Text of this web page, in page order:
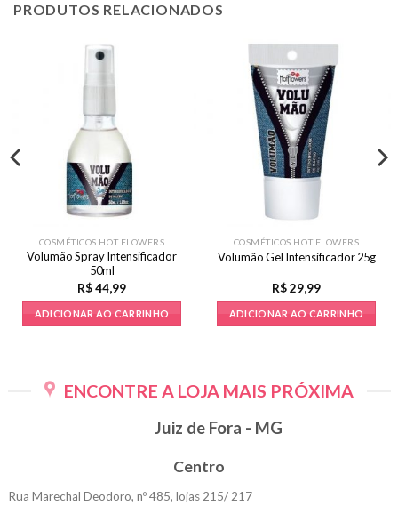
PRODUTOS RELACIONADOS
COSMÉTICOS HOT FLOWERS
Volumão Spray Intensificador
50ml
R$44,99
ADICIONAR AO CARRINHO
COSMÉTICOS HOT FLOWERS
Volumão Gel Intensificador 25g
R$29,99
ADICIONAR AO CARRINHO
ENCONTRE A LOJA MAIS PRÓXIMA
Juiz de Fora - MG
Centro
Rua Marechal Deodoro, nº 485, lojas 215/ 217